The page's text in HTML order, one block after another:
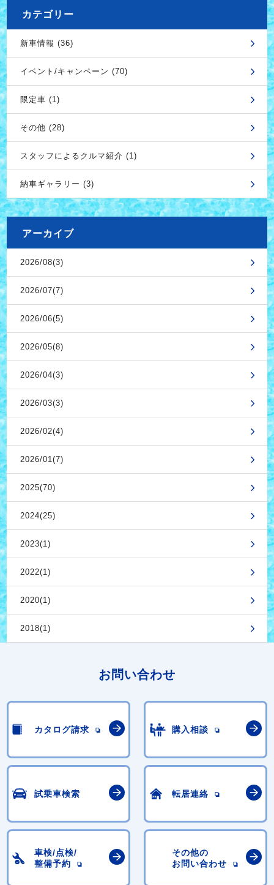
カテゴリー
新車情報 (36)
イベント/キャンペーン (70)
限定車 (1)
その他 (28)
スタッフによるクルマ紹介 (1)
納車ギャラリー (3)
アーカイブ
2026/08(3)
2026/07(7)
2026/06(5)
2026/05(8)
2026/04(3)
2026/03(3)
2026/02(4)
2026/01(7)
2025(70)
2024(25)
2023(1)
2022(1)
2020(1)
2018(1)
お問い合わせ
カタログ請求 購入相談
試乗車検索 転居連絡
車検/点検/
整備予約
その他の
お問い合わせ